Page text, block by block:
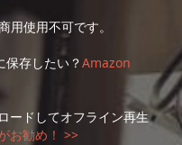
使用不可です。
存したい？Amazon
ードしてオフライン再生
お勧め！ >>